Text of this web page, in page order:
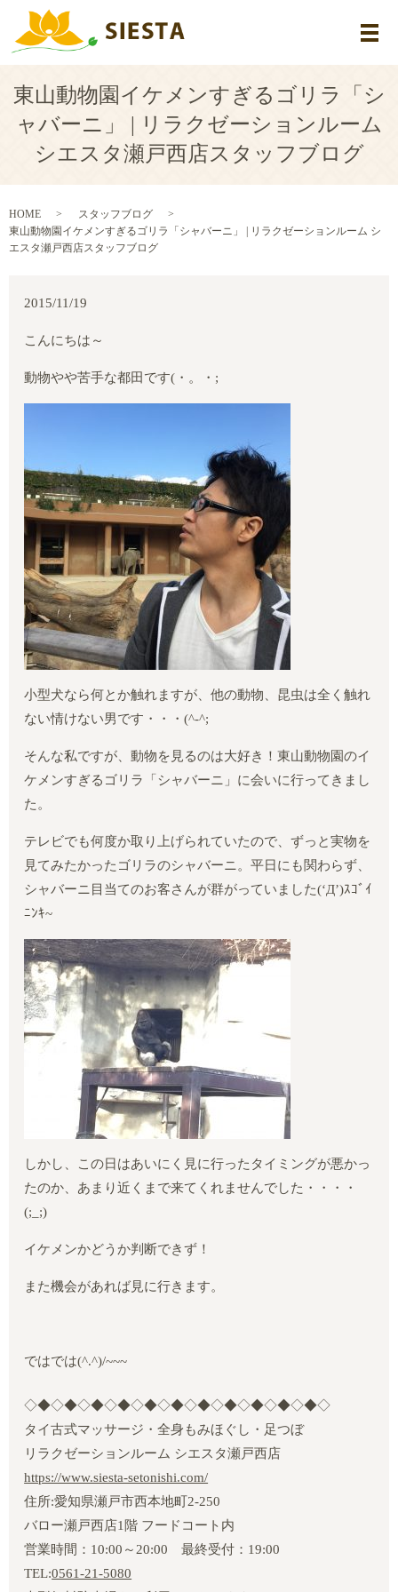
メ
東山動物園イケメンすぎるゴリラ「シ
ャバーニ」 | リラクゼーションルーム
シエスタ瀬戸西店スタッフブログ
HOME
スタッフブログ
東山動物園イケメンすぎるゴリラ「シャバーニ」 | リラクゼーションルーム シ
エスタ瀬戸西店スタッフブログ
2015/11/19
こんにちは～
動物やや苦手な都田です( ・。・ ;
小型犬なら何とか触れますが、他の動物、昆虫は全く触れ
ない情けない男です・・・(^-^;
そんな私ですが、動物を見るのは大好き！東山動物園のイ
ケメンすぎるゴリラ「シャバーニ」に会いに行ってきまし
た。
テレビでも何度か取り上げられていたので、ずっと実物を
見てみたかったゴリラのシャバーニ。平日にも関わらず、
シャバーニ目当てのお客さんが群がっていました(‘Д’)ｽｺﾞｲ
ﾆﾝｷ~
しかし、この日はあいにく見に行ったタイミングが悪かっ
たのか、あまり近くまで来てくれませんでした・・・・
(;_;)
イケメンかどうか判断できず！
また機会があれば見に行きます。
ではでは(^.^)/~~~
◇◆◇◆◇◆◇◆◇◆◇◆◇◆◇◆◇◆◇◆◇◆◇
タイ古式マッサージ・全身もみほぐし・足つぼ
リラクゼーションルーム シエスタ瀬戸西店
https://www.siesta-setonishi.com/
住所:愛知県瀬戸市西本地町2‐250
バロー瀬戸西店1階 フードコート内
営業時間：10:00～20:00 最終受付：19:00
TEL:0561-21-5080